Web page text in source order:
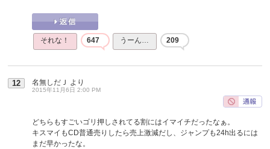
それな！ 647 うーん… 209
12 名無しだＪ より
2015年11月6日 2:00 PM
どちらもすごいゴリ押しされてる割にはイマイチだったなぁ。
キスマイもCD普通売りしたら売上激減だし、ジャンプも24h出るには
まだ早かったな。